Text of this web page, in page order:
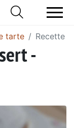
tarte Recette
-